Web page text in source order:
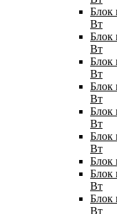
Блок
Вт
Блок
Вт
Блок
Вт
Блок
Вт
Блок
Вт
Блок
Вт
Блок
Блок
Вт
Блок
Вт